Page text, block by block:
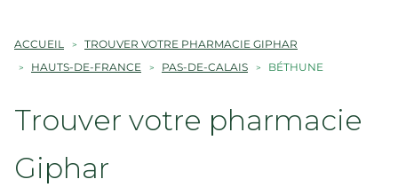
ACCUEIL
TROUVER VOTRE PHARMACIE GIPHAR
HAUTS-DE-FRANCE
PAS-DE-CALAIS BÉTHUNE
Trouver votre pharmacie
Giphar